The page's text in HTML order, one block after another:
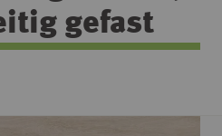
gefast